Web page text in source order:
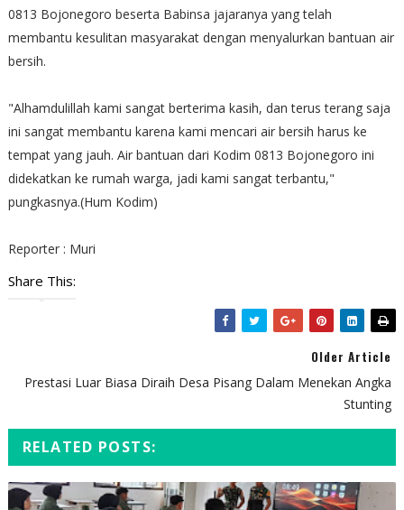
0813 Bojonegoro beserta Babinsa jajaranya yang telah
membantu kesulitan masyarakat dengan menyalurkan bantuan air
bersih.
"Alhamdulillah kami sangat berterima kasih, dan terus terang saja
ini sangat membantu karena kami mencari air bersih harus ke
tempat yang jauh. Air bantuan dari Kodim 0813 Bojonegoro ini
didekatkan ke rumah warga, jadi kami sangat terbantu,"
pungkasnya.(Hum Kodim)
Reporter : Muri
Share This:
Older Article
Prestasi Luar Biasa Diraih Desa Pisang Dalam Menekan Angka
Stunting
RELATED POSTS: